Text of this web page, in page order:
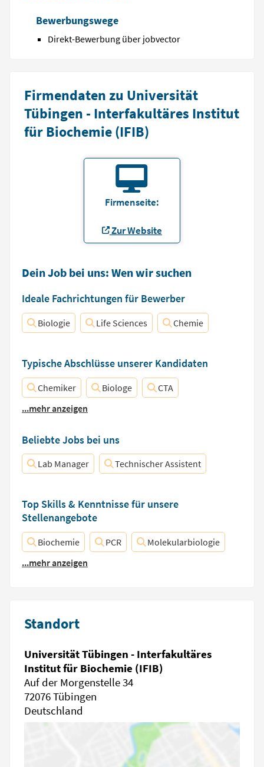
Bewerbungswege
Direkt-Bewerbung über jobvector
Firmendaten zu Universität
Tübingen - Interfakultäres Institut
für Biochemie (IFIB)
Firmenseite:
Zur Website
Dein Job bei uns: Wen wir suchen
Ideale Fachrichtungen für Bewerber
Biologie Life Sciences Chemie
Typische Abschlüsse unserer Kandidaten
Chemiker Biologe
CTA
...mehr anzeigen
Beliebte Jobs bei uns
Lab Manager Technischer Assistent
Top Skills & Kenntnisse für unsere
Stellenangebote
Biochemie PCR
Molekularbiologie
...mehr anzeigen
Standort
Universität Tübingen - Interfakultäres
Institut für Biochemie (IFIB)
Auf der Morgenstelle 34
72076 Tübingen
Deutschland